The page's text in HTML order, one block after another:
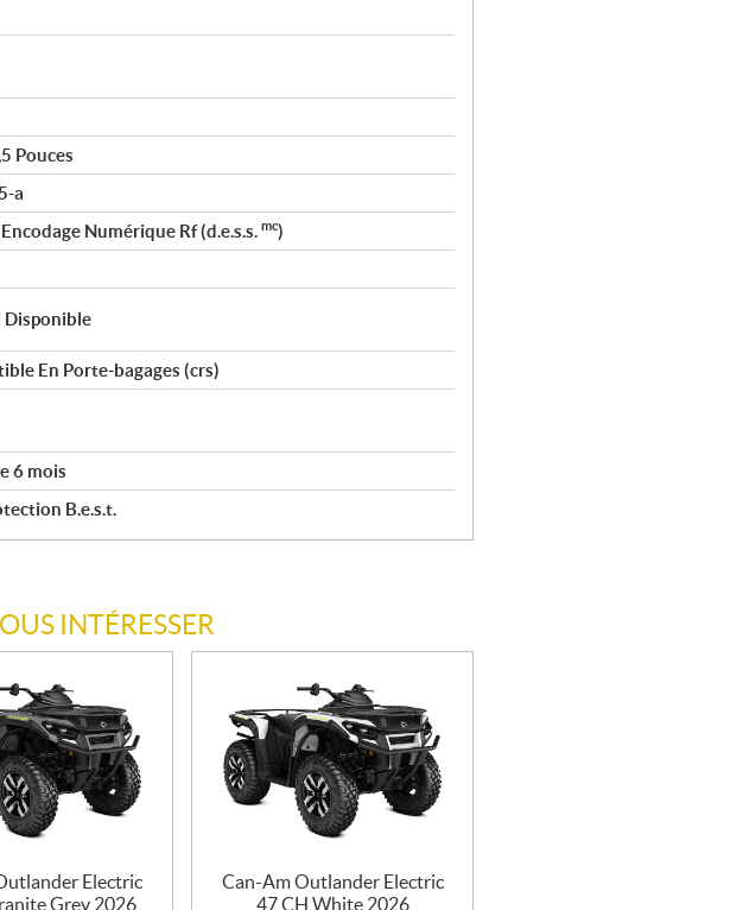
Pouces
a
Numérique Rf (d.e.s.s. mc)
Disponible
En Porte-bagages (crs)
6 mois
B.e.s.t.
INTÉRESSER
Electric
Grey 2026
Can-Am Outlander Electric
47 CH White 2026